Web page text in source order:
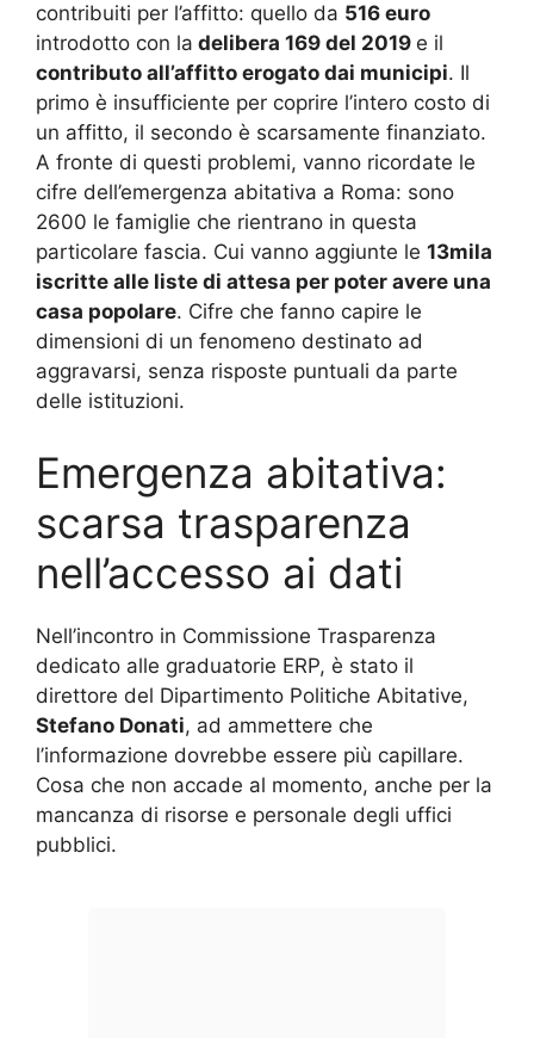
contribuiti per l’affitto: quello da 516 euro
introdotto con la delibera 169 del 2019 e il
contributo all’affitto erogato dai municipi. Il
primo è insufficiente per coprire l’intero costo di
un affitto, il secondo è scarsamente finanziato.
A fronte di questi problemi, vanno ricordate le
cifre dell’emergenza abitativa a Roma: sono
2600 le famiglie che rientrano in questa
particolare fascia. Cui vanno aggiunte le 13mila
iscritte alle liste di attesa per poter avere una
casa popolare. Cifre che fanno capire le
dimensioni di un fenomeno destinato ad
aggravarsi, senza risposte puntuali da parte
delle istituzioni.
Emergenza abitativa:
scarsa trasparenza
nell’accesso ai dati
Nell’incontro in Commissione Trasparenza
dedicato alle graduatorie ERP, è stato il
direttore del Dipartimento Politiche Abitative,
Stefano Donati, ad ammettere che
l’informazione dovrebbe essere più capillare.
Cosa che non accade al momento, anche per la
mancanza di risorse e personale degli uffici
pubblici.